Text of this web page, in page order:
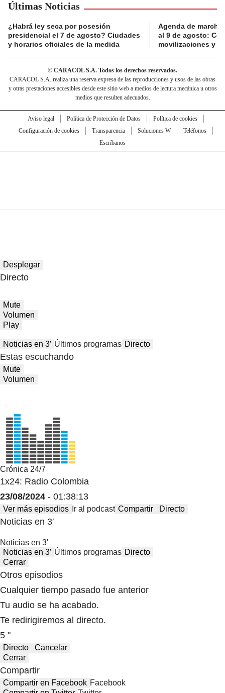
Últimas Noticias
¿Habrá ley seca por posesión
presidencial el 7 de agosto? Ciudades
y horarios oficiales de la medida
Agenda de
al 9 de agosto:
movilizaciones y
© CARACOL S.A. Todos los derechos reservados.
CARACOL S.A. realiza una reserva expresa de las reproducciones y usos de las obras
y otras prestaciones accesibles desde este sitio web a medios de lectura mecánica u otros
medios que resulten adecuados.
Aviso legal Política de Protección de Datos
Política de cookies
Configuración de cookies
Transparencia Soluciones W
Teléfonos
Escríbanos
Desplegar
Directo
Mute
Volumen
Play
Noticias en 3′ Últimos programas Directo
Estas escuchando
Mute
Volumen
Crónica 24/7
1x24: Radio Colombia
23/08/2024 - 01:38:13
Ver más episodios Ir al podcast Compartir Directo
Noticias en 3′
Noticias en 3′
Noticias en 3′ Últimos programas Directo
Cerrar
Otros episodios
Cualquier tiempo pasado fue anterior
Tu audio se ha acabado.
Te redirigiremos al directo.
5 "
Directo
Cancelar
Cerrar
Compartir
Compartir en Facebook Facebook